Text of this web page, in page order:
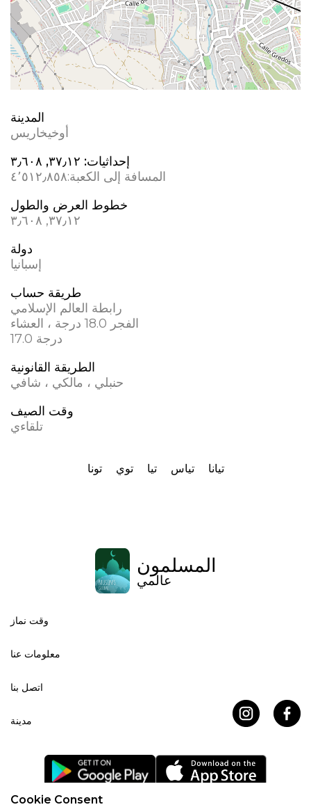
Cookie Consent
المدينة
أوخيخاريس
إحداثيات: ٣٧٫١٢, ؜٣٫٦٠٨
المسافة إلى الكعبة:٤٬٥١٢٫٨٥٨
خطوط العرض والطول
٣٧٫١٢, ؜٣٫٦٠٨
دولة
إسبانيا
طريقة حساب
رابطة العالم الإسلامي
الفجر 18.0 درجة ، العشاء
17.0 درجة
الطريقة القانونية
حنبلي ، مالكي ، شافي
وقت الصيف
تلقاءي
تونا توي تيا تياس تيانا
المسلمون
عالمي
وقت نماز
معلومات عنا
اتصل بنا
مدينة